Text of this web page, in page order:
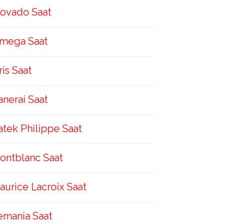
Saat
Saat
Saat
Saat
Philippe Saat
Saat
Lacroix Saat
Saat